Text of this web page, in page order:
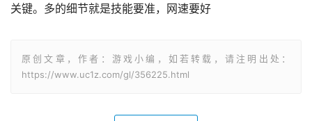
关键。多的细节就是技能要准，网速要好
原创文章，作者：游戏小编，如若转载，请注明出处：
https://www.uc1z.com/gl/356225.html